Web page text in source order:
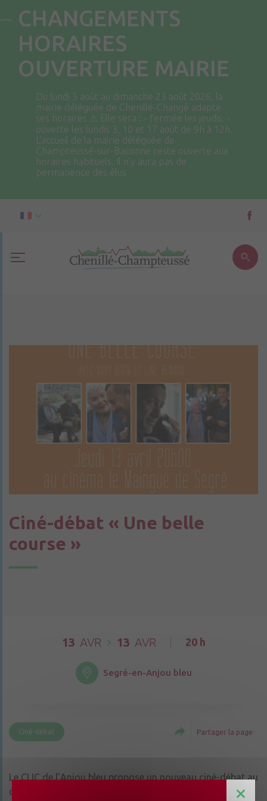
CHANGEMENTS
HORAIRES
OUVERTURE MAIRIE
Du lundi 3 août au dimanche 23 août 2026, la
mairie déléguée de Chenillé-Changé adapte
ses horaires ⚠ Elle sera : - fermée les jeudis. -
ouverte les lundis 3, 10 et 17 août de 9h à 12h.
L'accueil de la mairie déléguée de
Champteussé-sur-Baconne reste ouverte aux
horaires habituels. Il n'y aura pas de
permanence des élus
Ciné-débat « Une belle
course »
13 AVR 13 AVR 20 h
Segré-en-Anjou bleu
Ciné-débat Partager la page
Le CLIC de l’Anjou bleu propose un nouveau ciné-débat au
cinéma Le Maingué de Segré. Le film « Une belle course »